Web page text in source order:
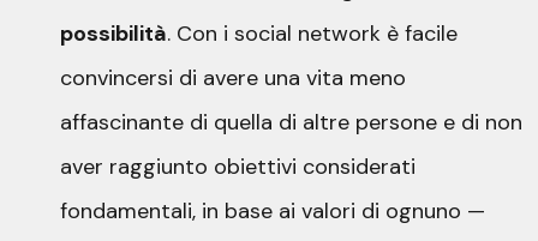
possibilità. Con i social network è facile
convincersi di avere una vita meno
affascinante di quella di altre persone e di non
aver raggiunto obiettivi considerati
fondamentali, in base ai valori di ognuno —